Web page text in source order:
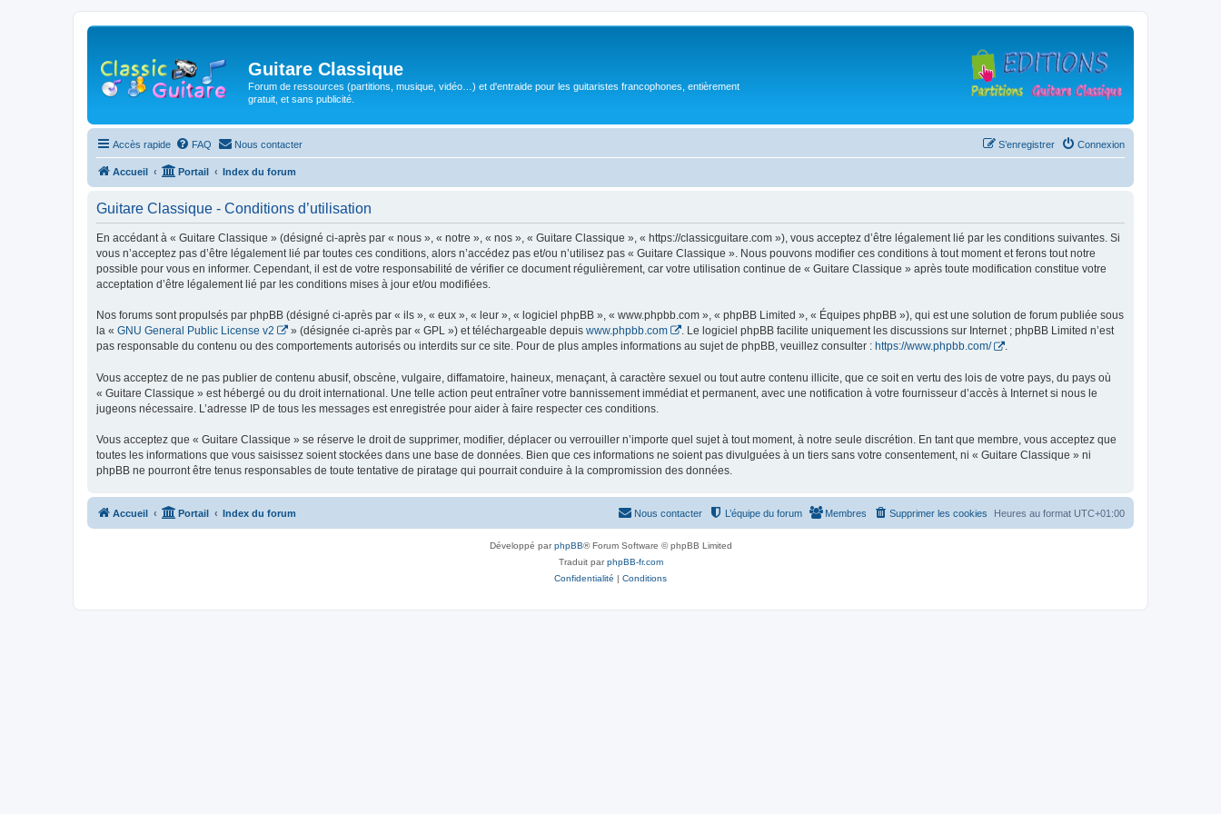
Guitare Classique
Forum de ressources (partitions, musique, vidéo…) et d'entraide pour les guitaristes francophones, entièrement
gratuit, et sans publicité.
Accès rapide FAQ Nous contacter Connexion
S’enregistrer
Accueil Portail Index du forum
Guitare Classique - Conditions d’utilisation
En accédant à « Guitare Classique » (désigné ci-après par « nous », « notre », « nos », « Guitare Classique », « https://classicguitare.com »), vous acceptez d’être légalement lié par les conditions suivantes. Si
vous n’acceptez pas d’être légalement lié par toutes ces conditions, alors n’accédez pas et/ou n’utilisez pas « Guitare Classique ». Nous pouvons modifier ces conditions à tout moment et ferons tout notre
possible pour vous en informer. Cependant, il est de votre responsabilité de vérifier ce document régulièrement, car votre utilisation continue de « Guitare Classique » après toute modification constitue votre
acceptation d’être légalement lié par les conditions mises à jour et/ou modifiées.
Nos forums sont propulsés par phpBB (désigné ci-après par « ils », « eux », « leur », « logiciel phpBB », « www.phpbb.com », « phpBB Limited », « Équipes phpBB »), qui est une solution de forum publiée sous
la « GNU General Public License v2 » (désignée ci-après par « GPL ») et téléchargeable depuis www.phpbb.com
. Le logiciel phpBB facilite uniquement les discussions sur Internet ; phpBB Limited n’est
pas responsable du contenu ou des comportements autorisés ou interdits sur ce site. Pour de plus amples informations au sujet de phpBB, veuillez consulter : https://www.phpbb.com/ .
Vous acceptez de ne pas publier de contenu abusif, obscène, vulgaire, diffamatoire, haineux, menaçant, à caractère sexuel ou tout autre contenu illicite, que ce soit en vertu des lois de votre pays, du pays où
« Guitare Classique » est hébergé ou du droit international. Une telle action peut entraîner votre bannissement immédiat et permanent, avec une notification à votre fournisseur d’accès à Internet si nous le
jugeons nécessaire. L’adresse IP de tous les messages est enregistrée pour aider à faire respecter ces conditions.
Vous acceptez que « Guitare Classique » se réserve le droit de supprimer, modifier, déplacer ou verrouiller n’importe quel sujet à tout moment, à notre seule discrétion. En tant que membre, vous acceptez que
toutes les informations que vous saisissez soient stockées dans une base de données. Bien que ces informations ne soient pas divulguées à un tiers sans votre consentement, ni « Guitare Classique » ni
phpBB ne pourront être tenus responsables de toute tentative de piratage qui pourrait conduire à la compromission des données.
Accueil Portail Index du forum Heures au format UTC+01:00
Supprimer les cookies
Membres
L’équipe du forum
Nous contacter
Développé parphpBB® Forum Software © phpBB Limited
Traduit parphpBB-fr.com
Confidentialité | Conditions